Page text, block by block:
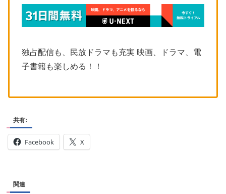
独占配信も、民放ドラマも充実 映画、ドラマ、電
子書籍も楽しめる！！
共有:
Facebook X
関連